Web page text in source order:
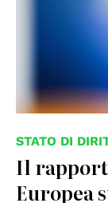
STATO DI
Il
Europea